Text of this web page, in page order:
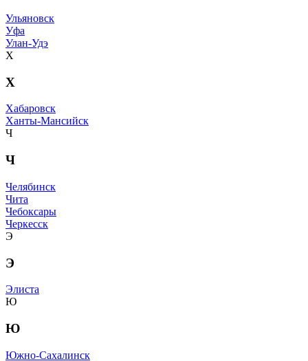
Ульяновск
Уфа
Улан-Удэ
Х
Х
Хабаровск
Ханты-Мансийск
Ч
Ч
Челябинск
Чита
Чебоксары
Черкесск
Э
Э
Элиста
Ю
Ю
Южно-Сахалинск